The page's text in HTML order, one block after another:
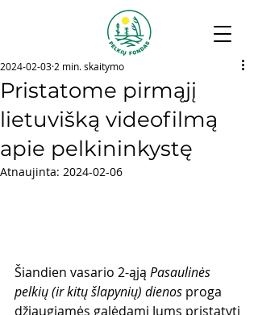
Pristatome pirmąjį
lietuvišką videofilmą
apie pelkininkystę
2024-02-03 2 min. skaitymo
Atnaujinta: 2024-02-06
Šiandien vasario 2-ąją Pasaulinės
pelkių (ir kitų šlapynių) dienos proga
džiaugiamės galėdami Jums pristatyti